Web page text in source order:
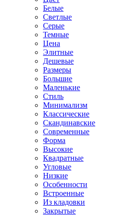
Белые
Светлые
Серые
Темные
Цена
Элитные
Дешевые
Размеры
Большие
Маленькие
Стиль
Минимализм
Классические
Скандинавские
Современные
Форма
Высокие
Квадратные
Угловые
Низкие
Особенности
Встроенные
Из кладовки
Закрытые